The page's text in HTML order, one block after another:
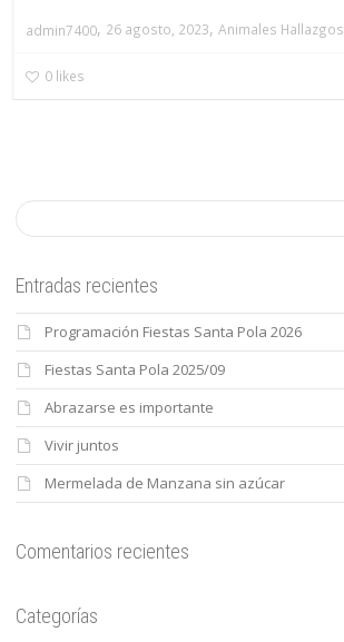
admin7400, 26 agosto, 2023, Animales Hallazgos
0 likes
Entradas recientes
Programación Fiestas Santa Pola 2026
Fiestas Santa Pola 2025/09
Abrazarse es importante
Vivir juntos
Mermelada de Manzana sin azúcar
Comentarios recientes
Categorías